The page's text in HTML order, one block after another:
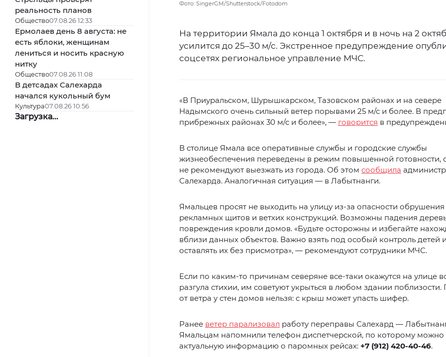
реальность планов
Общество07.08.26 12:33
Ермолаев день 8 августа: не
есть яблоки, женщинам
лениться и носить красную
нитку
Общество07.08.26 11:08
В детсадах Салехарда
начался кукольный бум
Культура07.08.26 10:56
Загрузка...
Фото: SingerGM/Shutterstock/Fotodom
На территории Ямала до конца 1 октября и в ночь на 2
усилится до 25–30 м/с. Экстренное предупреждение
соцсетях региональное управление МЧС.
«В Приуральском, Шурышкарском, Тазовском районах и на севере
Надымского очень сильный ветер порывами 25 м/с и более. В
прибрежных районах 30 м/с и более», — говорится в
В столице Ямала все оперативные службы и городские службы
жизнеобеспечения переведены в режим повышенной готовности,
не рекомендуют выезжать из города. Об этом сообщила
Салехарда. Аналогичная ситуация — в Лабытнанги.
Ямальцев просят не выходить на улицу из-за опасности обрушения
рекламных щитов и ветхих конструкций. Возможны падения
повреждения кровли домов. «Будьте осторожны и избегайте
вблизи данных объектов. Важно взять под особый контроль детей
оставлять их без присмотра», — рекомендуют сотрудники МЧС.
Если по каким-то причинам северяне все-таки окажутся на улице
разгула стихии, им советуют укрыться в любом здании поблизости.
от ветра у стен домов нельзя: с крыш может упасть шифер.
Ранее ветер парализовал работу переправы Салехард —
Ямальцам напомнили телефон диспетчерской, по которому можно
актуальную информацию о паромных рейсах: +7 (912) 420-40-46.